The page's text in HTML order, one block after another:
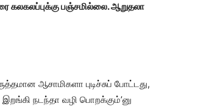
பஞ்சமில்லை. ஆறுதலா
ஆசாமிகளா புடிச்சுப் போட்டது,
நடந்தா வழி பொறக்கும்’னு